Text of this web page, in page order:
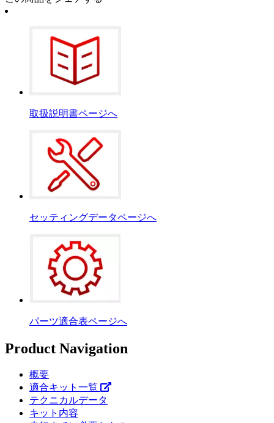
取扱説明書ページへ
セッティングデータページへ
パーツ適合表ページへ
Product Navigation
概要
適合キット一覧
テクニカルデータ
キット内容